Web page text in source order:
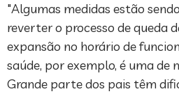
"Algumas medidas estão
reverter o processo de queda
expansão no horário de
saúde, por exemplo, é uma de
Grande parte dos pais têm